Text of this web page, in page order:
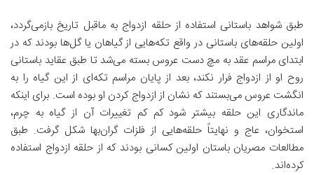
طبق شواهد باستانی استفاده از حلقه ازدواج به ماقبل تاریخ بازمی‌گردد،
اولین حلقه‌های باستانی در واقع تکه‌هایی از گیاهان یا گل‌ها بودند که در
ابتدای مراسم عقد به مچ دست عروس بسته می‌شد تا طبق عقاید باستانی
روح او از ازدواج فرار نکند، بعد از پایان مراسم تکه‌ای از این گیاه را به
انگشت عروس می‌بستند که نشان از ازدواج کردن او بوده است. برای اینکه
ماندگاری این حلقه بیشتر شود کم کم تغییرات آن از گیاه به چرم،
استخوان، عاج و نهایتاً حلقه‌هایی از فلزات گران‌بها شکل گرفت. طبق
مطالعات مصریان باستان اولین کسانی بودند که از حلقه ازدواج استفاده
کرده‌اند.